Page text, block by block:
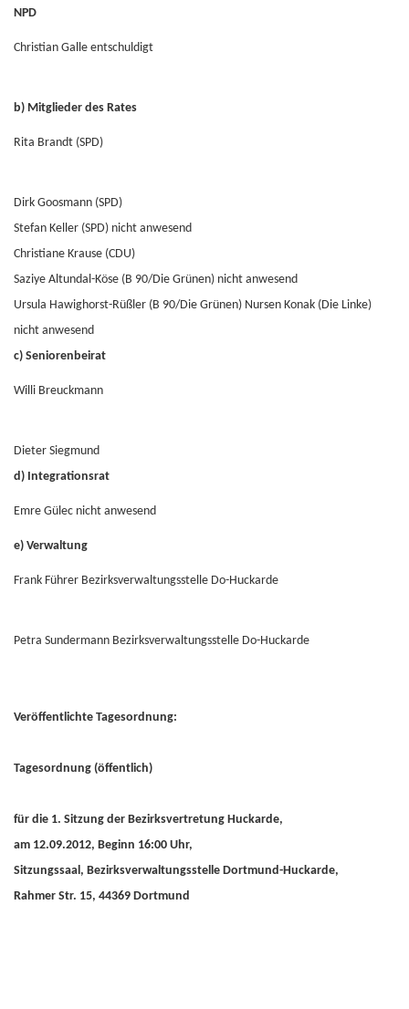
NPD
Christian Galle entschuldigt
b) Mitglieder des Rates
Rita Brandt (SPD)
Dirk Goosmann (SPD)
Stefan Keller (SPD) nicht anwesend
Christiane Krause (CDU)
Saziye Altundal-Köse (B 90/Die Grünen) nicht anwesend
Ursula Hawighorst-Rüßler (B 90/Die Grünen) Nursen Konak (Die Linke)
nicht anwesend
c) Seniorenbeirat
Willi Breuckmann
Dieter Siegmund
d) Integrationsrat
Emre Gülec nicht anwesend
e) Verwaltung
Frank Führer Bezirksverwaltungsstelle Do-Huckarde
Petra Sundermann Bezirksverwaltungsstelle Do-Huckarde
Veröffentlichte Tagesordnung:
Tagesordnung (öffentlich)
für die 1. Sitzung der Bezirksvertretung Huckarde,
am 12.09.2012, Beginn 16:00 Uhr,
Sitzungssaal, Bezirksverwaltungsstelle Dortmund-Huckarde,
Rahmer Str. 15, 44369 Dortmund